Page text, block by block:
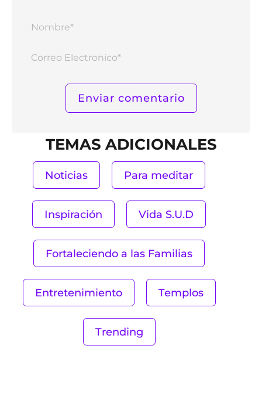
TEMAS ADICIONALES
Noticias Para meditar
Inspiración Vida S.U.D
Fortaleciendo a las Familias
Entretenimiento Templos
Trending